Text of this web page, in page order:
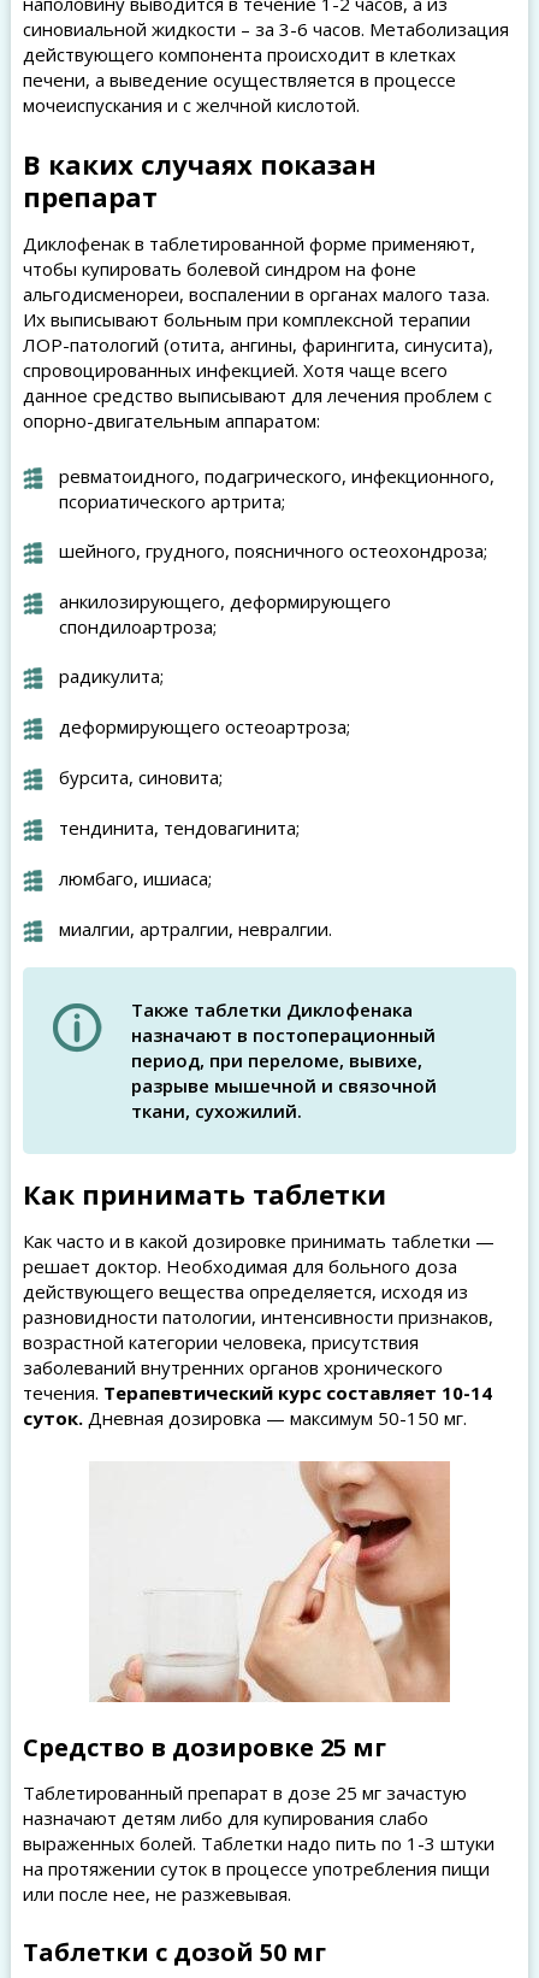
синовиальной жидкости – за 3-6 часов. Метаболизация
действующего компонента происходит в клетках
печени, а выведение осуществляется в процессе
мочеиспускания и с желчной кислотой.
В каких случаях показан
препарат
Диклофенак в таблетированной форме применяют,
чтобы купировать болевой синдром на фоне
альгодисменореи, воспалении в органах малого таза.
Их выписывают больным при комплексной терапии
ЛОР-патологий (отита, ангины, фарингита, синусита),
спровоцированных инфекцией. Хотя чаще всего
данное средство выписывают для лечения проблем с
опорно-двигательным аппаратом:
ревматоидного, подагрического, инфекционного,
псориатического артрита;
шейного, грудного, поясничного остеохондроза;
анкилозирующего, деформирующего
спондилоартроза;
радикулита;
деформирующего остеоартроза;
бурсита, синовита;
тендинита, тендовагинита;
люмбаго, ишиаса;
миалгии, артралгии, невралгии.
Также таблетки Диклофенака
назначают в постоперационный
период, при переломе, вывихе,
разрыве мышечной и связочной
ткани, сухожилий.
Как принимать таблетки
Как часто и в какой дозировке принимать таблетки —
решает доктор. Необходимая для больного доза
действующего вещества определяется, исходя из
разновидности патологии, интенсивности признаков,
возрастной категории человека, присутствия
заболеваний внутренних органов хронического
течения. Терапевтический курс составляет 10-14
суток.Дневная дозировка — максимум 50-150 мг.
Средство в дозировке 25 мг
Таблетированный препарат в дозе 25 мг зачастую
назначают детям либо для купирования слабо
выраженных болей. Таблетки надо пить по 1-3 штуки
на протяжении суток в процессе употребления пищи
или после нее, не разжевывая.
Таблетки с дозой 50 мг